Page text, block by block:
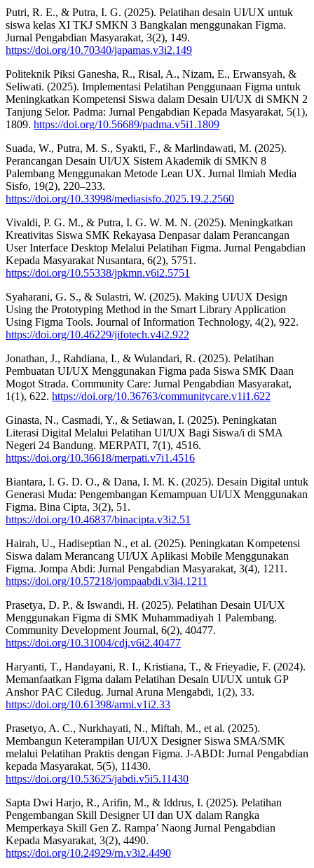
Putri, R. E., & Putra, I. G. (2025). Pelatihan desain UI/UX untuk
siswa kelas XI TKJ SMKN 3 Bangkalan menggunakan Figma.
Jurnal Pengabdian Masyarakat, 3(2), 149.
https://doi.org/10.70340/japamas.v3i2.149
Politeknik Piksi Ganesha, R., Risal, A., Nizam, E., Erwansyah, &
Seliwati. (2025). Implementasi Pelatihan Penggunaan Figma untuk
Meningkatkan Kompetensi Siswa dalam Desain UI/UX di SMKN 2
Tanjung Selor. Padma: Jurnal Pengabdian Kepada Masyarakat, 5(1),
1809. https://doi.org/10.56689/padma.v5i1.1809
Suada, W., Putra, M. S., Syakti, F., & Marlindawati, M. (2025).
Perancangan Desain UI/UX Sistem Akademik di SMKN 8
Palembang Menggunakan Metode Lean UX. Jurnal Ilmiah Media
Sisfo, 19(2), 220–233.
https://doi.org/10.33998/mediasisfo.2025.19.2.2560
Vivaldi, P. G. M., & Putra, I. G. W. M. N. (2025). Meningkatkan
Kreativitas Siswa SMK Rekayasa Denpasar dalam Perancangan
User Interface Desktop Melalui Pelatihan Figma. Jurnal Pengabdian
Kepada Masyarakat Nusantara, 6(2), 5751.
https://doi.org/10.55338/jpkmn.v6i2.5751
Syaharani, G. S., & Sulastri, W. (2025). Making UI/UX Design
Using the Prototyping Method in the Smart Library Application
Using Figma Tools. Journal of Information Technology, 4(2), 922.
https://doi.org/10.46229/jifotech.v4i2.922
Jonathan, J., Rahdiana, I., & Wulandari, R. (2025). Pelatihan
Pembuatan UI/UX Menggunakan Figma pada Siswa SMK Daan
Mogot Strada. Community Care: Jurnal Pengabdian Masyarakat,
1(1), 622. https://doi.org/10.36763/communitycare.v1i1.622
Ginasta, N., Casmadi, Y., & Setiawan, I. (2025). Peningkatan
Literasi Digital Melalui Pelatihan UI/UX Bagi Siswa/i di SMA
Negeri 24 Bandung. MERPATI, 7(1), 4516.
https://doi.org/10.36618/merpati.v7i1.4516
Biantara, I. G. D. O., & Dana, I. M. K. (2025). Desain Digital untuk
Generasi Muda: Pengembangan Kemampuan UI/UX Menggunakan
Figma. Bina Cipta, 3(2), 51.
https://doi.org/10.46837/binacipta.v3i2.51
Hairah, U., Hadiseptian N., et al. (2025). Peningkatan Kompetensi
Siswa dalam Merancang UI/UX Aplikasi Mobile Menggunakan
Figma. Jompa Abdi: Jurnal Pengabdian Masyarakat, 3(4), 1211.
https://doi.org/10.57218/jompaabdi.v3i4.1211
Prasetya, D. P., & Iswandi, H. (2025). Pelatihan Desain UI/UX
Menggunakan Figma di SMK Muhammadiyah 1 Palembang.
Community Development Journal, 6(2), 40477.
https://doi.org/10.31004/cdj.v6i2.40477
Haryanti, T., Handayani, R. I., Kristiana, T., & Frieyadie, F. (2024).
Memanfaatkan Figma dalam Pelatihan Desain UI/UX untuk GP
Anshor PAC Ciledug. Jurnal Aruna Mengabdi, 1(2), 33.
https://doi.org/10.61398/armi.v1i2.33
Prasetyo, A. C., Nurkhayati, N., Miftah, M., et al. (2025).
Membangun Keterampilan UI/UX Designer Siswa SMA/SMK
melalui Pelatihan Praktis dengan Figma. J-ABDI: Jurnal Pengabdian
kepada Masyarakat, 5(5), 11430.
https://doi.org/10.53625/jabdi.v5i5.11430
Sapta Dwi Harjo, R., Arifin, M., & Iddrus, I. (2025). Pelatihan
Pengembangan Skill Designer UI dan UX dalam Rangka
Memperkaya Skill Gen Z. Rampa’ Naong Jurnal Pengabdian
Kepada Masyarakat, 3(2), 4490.
https://doi.org/10.24929/rn.v3i2.4490